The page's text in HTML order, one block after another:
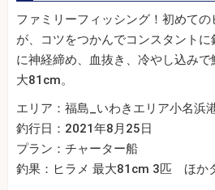
ファミリーフィッシング！初めて
が、コツをつかんでコンスタント
に神経締め、血抜き、冷やし込み
大81cm。
エリア：福島_いわきエリア小名浜
釣行日：2021年8月25日
プラン：チャーター船
釣果：ヒラメ 最大81cm 3匹 ほか